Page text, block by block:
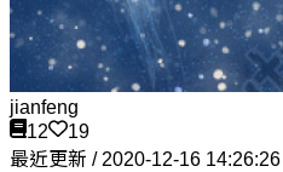
jianfeng
12
19
最近更新 / 2020-12-16 14:26:26